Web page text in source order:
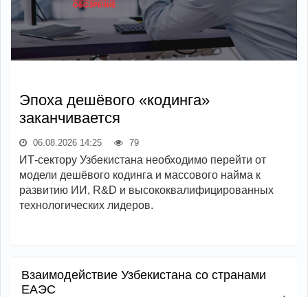
Эпоха дешёвого «кодинга»
заканчивается
06.08.2026 14:25 79
ИТ-сектору Узбекистана необходимо перейти от
модели дешёвого кодинга и массового найма к
развитию ИИ, R&D и высококвалифицированных
технологических лидеров.
Взаимодействие Узбекистана со странами
ЕАЭС